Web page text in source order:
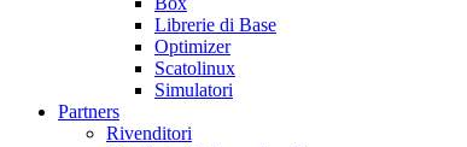
Librerie di Base
Optimizer
Scatolinux
Simulatori
Partners
Rivenditori